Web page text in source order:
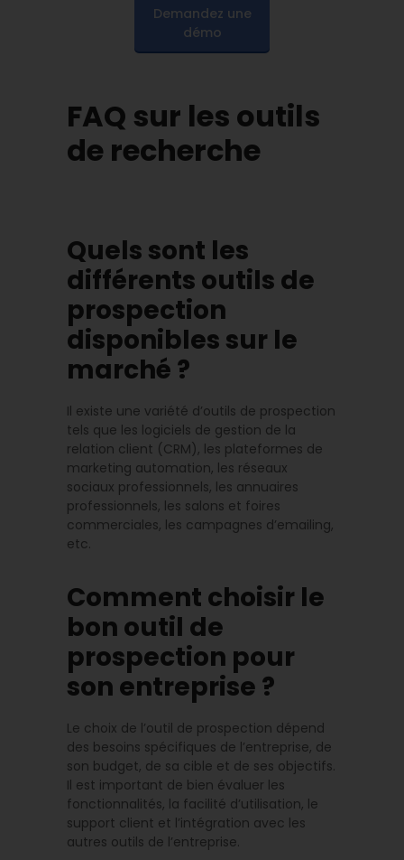
Demandez une
démo
FAQ sur les outils
de recherche
Quels sont les
différents outils de
prospection
disponibles sur le
marché ?
Il existe une variété d’outils de prospection
tels que les logiciels de gestion de la
relation client (CRM), les plateformes de
marketing automation, les réseaux
sociaux professionnels, les annuaires
professionnels, les salons et foires
commerciales, les campagnes d’emailing,
etc.
Comment choisir le
bon outil de
prospection pour
son entreprise ?
Le choix de l’outil de prospection dépend
des besoins spécifiques de l’entreprise, de
son budget, de sa cible et de ses objectifs.
Il est important de bien évaluer les
fonctionnalités, la facilité d’utilisation, le
support client et l’intégration avec les
autres outils de l’entreprise.